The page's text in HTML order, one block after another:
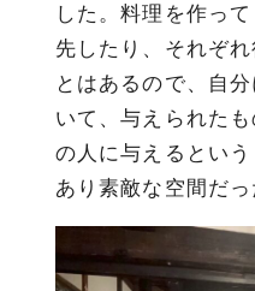
した。料理を作っ
先したり、それぞ
とはあるので、自
いて、与えられた
の人に与えるとい
あり素敵な空間だっ